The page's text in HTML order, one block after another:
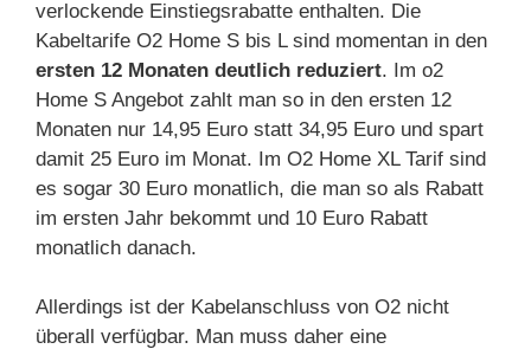
verlockende Einstiegsrabatte enthalten. Die
Kabeltarife O2 Home S bis L sind momentan in den
ersten 12 Monaten deutlich reduziert. Im o2
Home S Angebot zahlt man so in den ersten 12
Monaten nur 14,95 Euro statt 34,95 Euro und spart
damit 25 Euro im Monat. Im O2 Home XL Tarif sind
es sogar 30 Euro monatlich, die man so als Rabatt
im ersten Jahr bekommt und 10 Euro Rabatt
monatlich danach.
Allerdings ist der Kabelanschluss von O2 nicht
überall verfügbar. Man muss daher eine